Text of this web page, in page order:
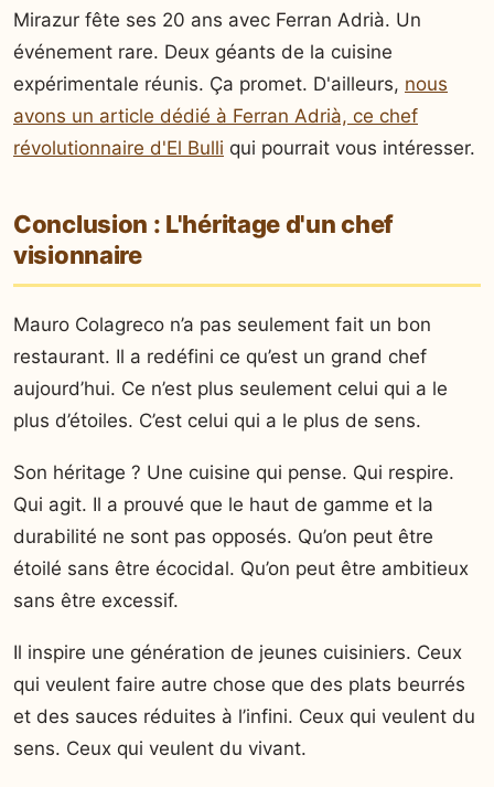
Mirazur fête ses 20 ans avec Ferran Adrià. Un
événement rare. Deux géants de la cuisine
expérimentale réunis. Ça promet. D'ailleurs, nous
avons un article dédié à Ferran Adrià, ce chef
révolutionnaire d'El Bulli qui pourrait vous intéresser.
Conclusion : L'héritage d'un chef
visionnaire
Mauro Colagreco n’a pas seulement fait un bon
restaurant. Il a redéfini ce qu’est un grand chef
aujourd’hui. Ce n’est plus seulement celui qui a le
plus d’étoiles. C’est celui qui a le plus de sens.
Son héritage ? Une cuisine qui pense. Qui respire.
Qui agit. Il a prouvé que le haut de gamme et la
durabilité ne sont pas opposés. Qu’on peut être
étoilé sans être écocidal. Qu’on peut être ambitieux
sans être excessif.
Il inspire une génération de jeunes cuisiniers. Ceux
qui veulent faire autre chose que des plats beurrés
et des sauces réduites à l’infini. Ceux qui veulent du
sens. Ceux qui veulent du vivant.